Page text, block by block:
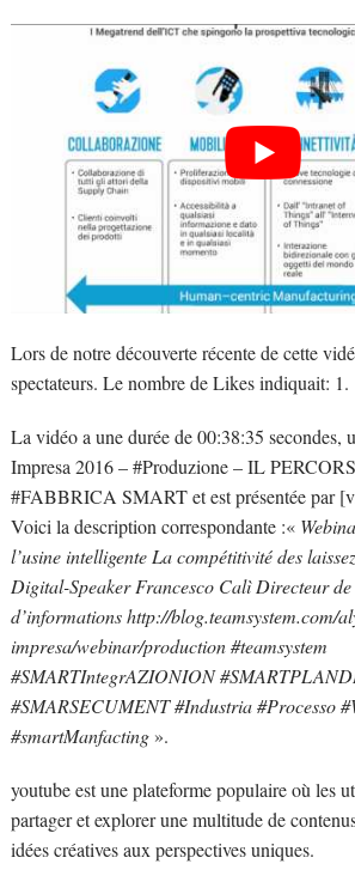
Lors de notre découverte récente de cette
spectateurs. Le nombre de Likes indiquait: 1.
La vidéo a une durée de 00:38:35 secondes,
Impresa 2016 – #Produzione – IL
#FABBRICA SMART et est présentée par
Voici la description correspondante :«
l’usine intelligente La compétitivité des
Digital-Speaker Francesco Calì Directeur
d’informations http://blog.teamsystem.com/
impresa/webinar/production #teamsystem
#SMARTIntegrAZIONION
#SMARSECUMENT #Industria #Processo
#smartManfacting ».
youtube est une plateforme populaire où les
partager et explorer une multitude de
idées créatives aux perspectives uniques.